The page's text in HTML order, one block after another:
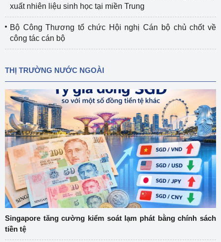
xuất nhiên liệu sinh học tại miền Trung
Bộ Công Thương tổ chức Hội nghị Cán bộ chủ chốt về
công tác cán bộ
THỊ TRƯỜNG NƯỚC NGOÀI
Singapore tăng cường kiểm soát lạm phát bằng chính sách
tiền tệ